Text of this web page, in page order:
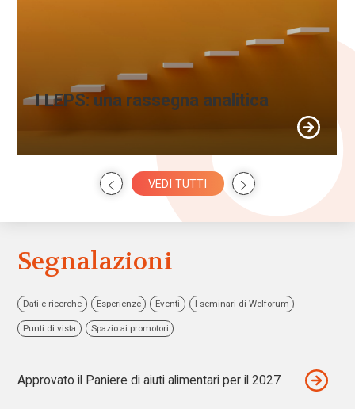
I LEPS: una rassegna analitica
VEDI TUTTI
Segnalazioni
Dati e ricerche Esperienze Eventi I seminari di Welforum
Punti di vista Spazio ai promotori
Approvato il Paniere di aiuti alimentari per il 2027